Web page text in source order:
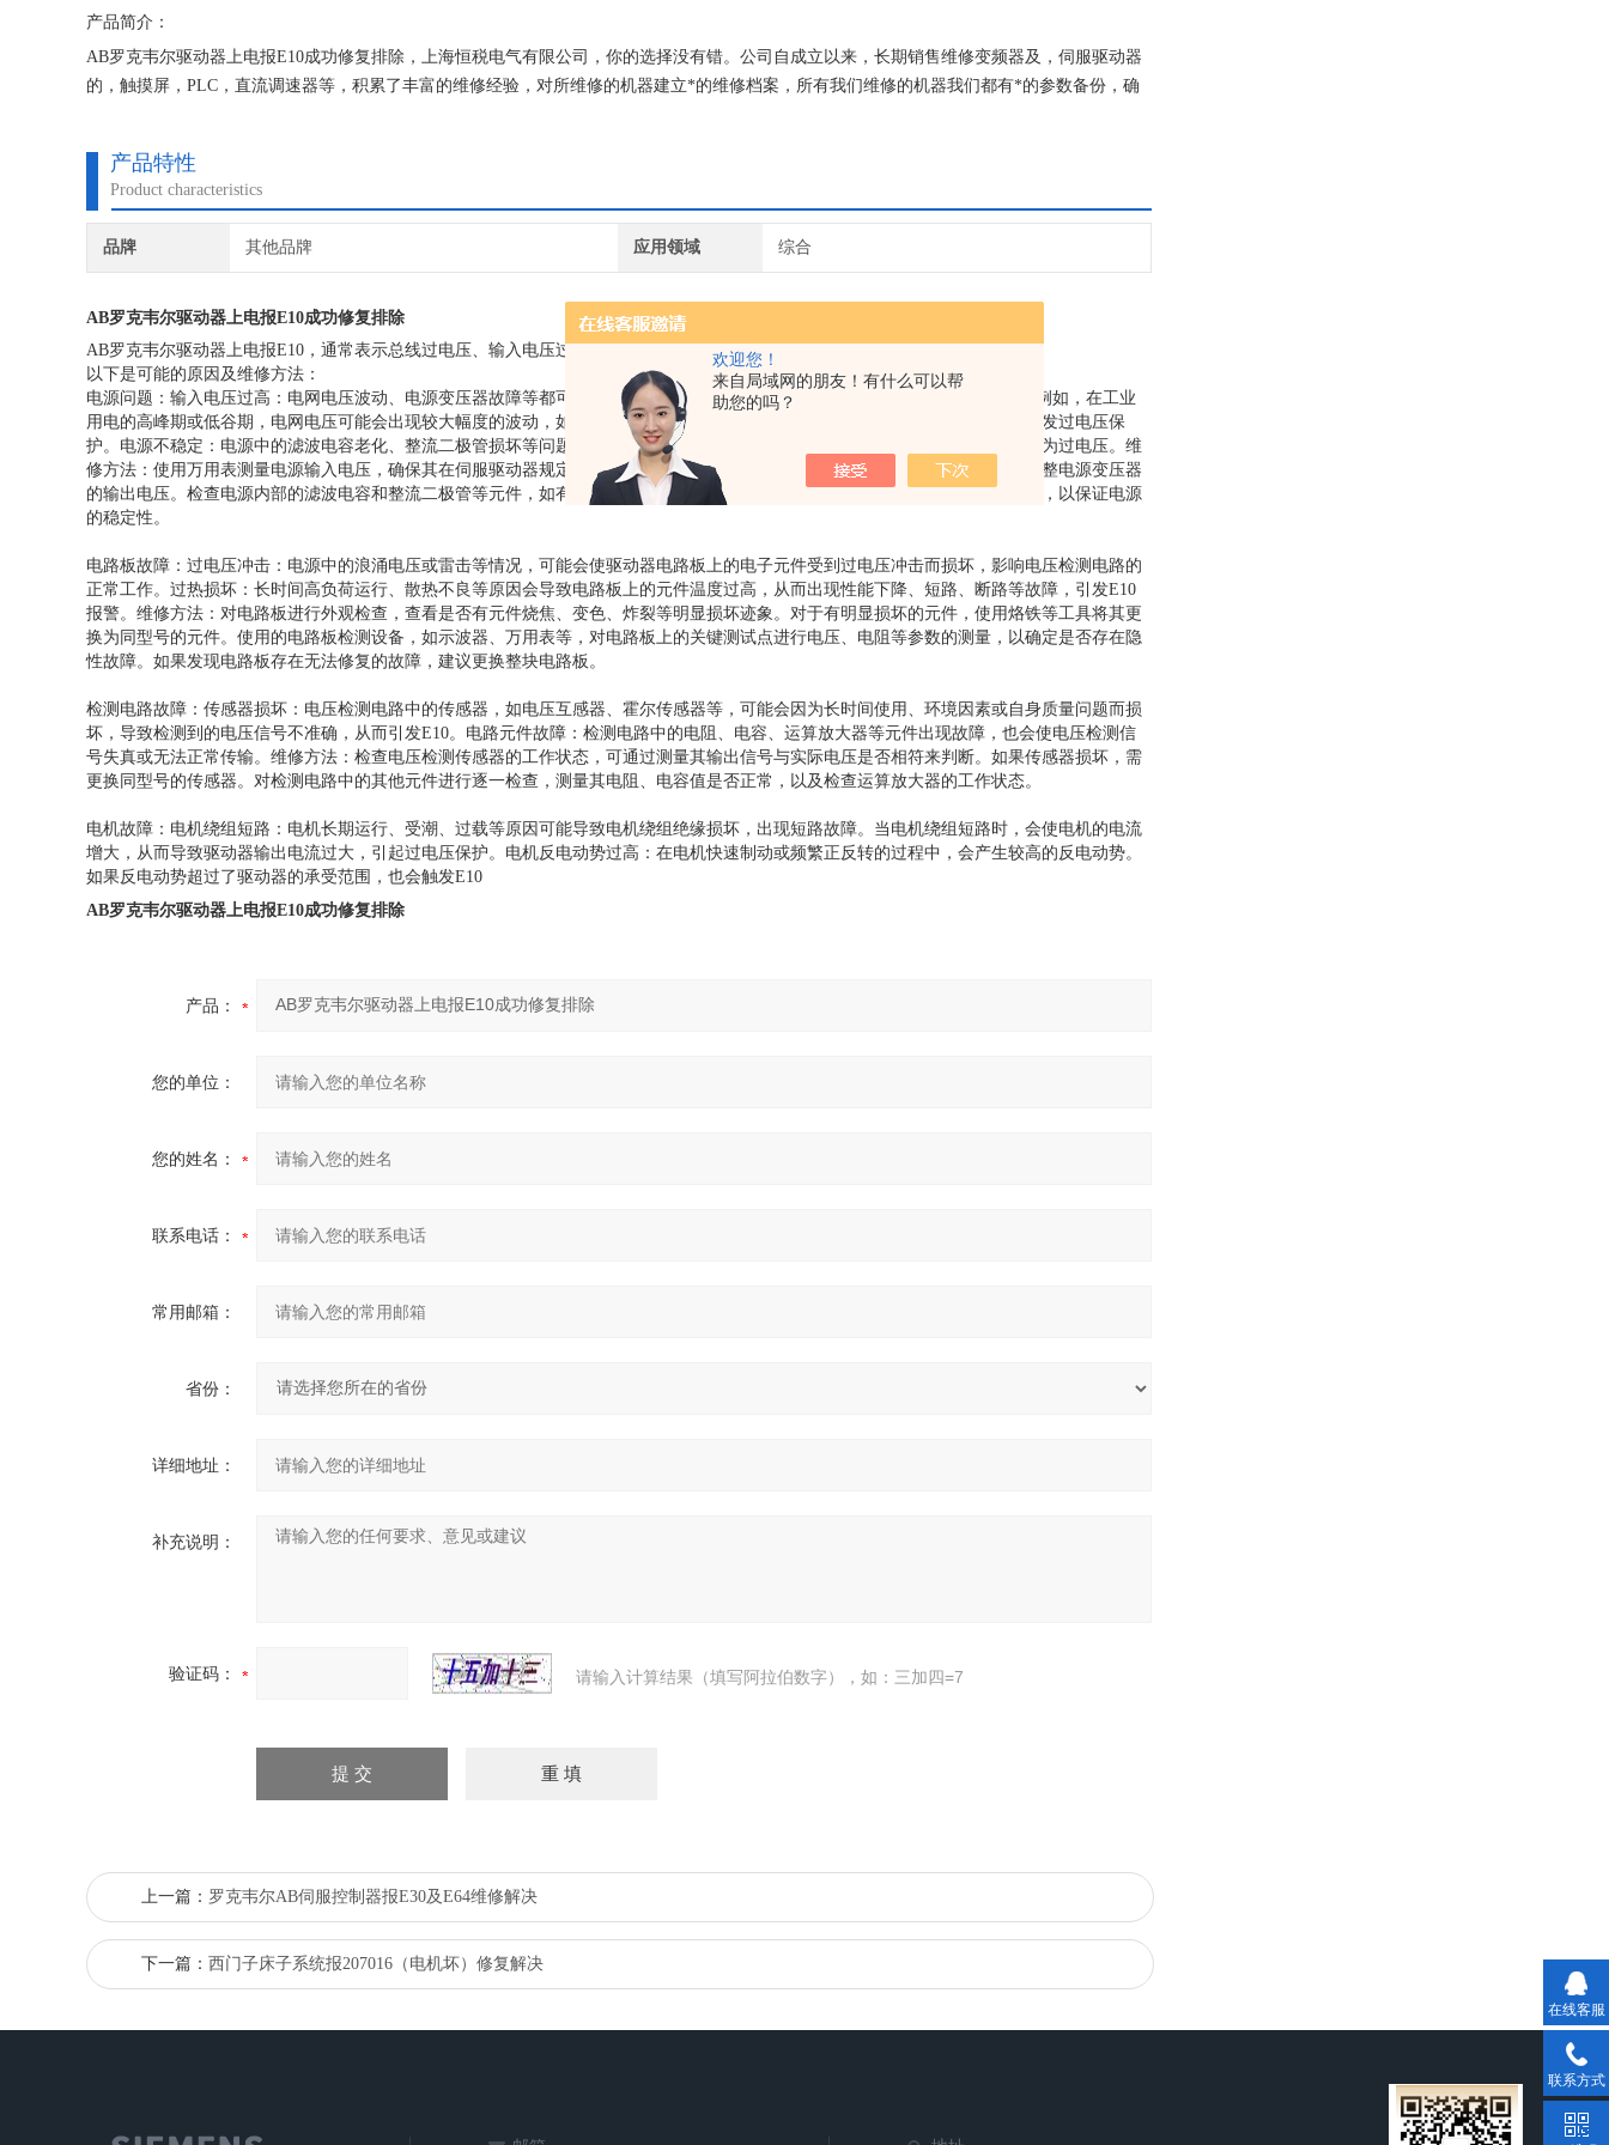
欢迎您！
来自局域网的朋友！有什么可以帮
助您的吗？
产品简介：
AB罗克韦尔驱动器上电报E10成功修复排除，上海恒税电气有限公司，你的选择没有错。公司自成立以来，长期销售维修变频器及，伺服驱动器
的，触摸屏，PLC，直流调速器等，积累了丰富的维修经验，对所维修的机器建立*的维修档案，所有我们维修的机器我们都有*的参数备份，确
产品特性
Product characteristics
品牌 其他品牌 应用领域 综合
AB罗克韦尔驱动器上电报E10成功修复排除
AB罗克韦尔驱动器上电报E10，通常表示总线过电压、输入电压过高或检测电路故障。
以下是可能的原因及维修方法：
电源问题：输入电压过高：电网电压波动、电源变压器故障等都可能导致输入到伺服驱动器的电压超出正常范围，从而引发E10。例如，在工业
用电的高峰期或低谷期，电网电压可能会出现较大幅度的波动，如果此时伺服驱动器的输入电压超过了其额定电压的上限，就会触发过电压保
护。电源不稳定：电源中的滤波电容老化、整流二极管损坏等问题，会使输出的直流电压出现纹波或尖峰，被驱动器检测到后判定为过电压。维
修方法：使用万用表测量电源输入电压，确保其在伺服驱动器规定的电压范围内。如果输入电压过高，需要检查电网电压情况或调整电源变压器
的输出电压。检查电源内部的滤波电容和整流二极管等元件，如有损坏，及时更换。对于老化的滤波电容，未全损坏，也建议更换，以保证电源
的稳定性。
电路板故障：过电压冲击：电源中的浪涌电压或雷击等情况，可能会使驱动器电路板上的电子元件受到过电压冲击而损坏，影响电压检测电路的
正常工作。过热损坏：长时间高负荷运行、散热不良等原因会导致电路板上的元件温度过高，从而出现性能下降、短路、断路等故障，引发E10
报警。维修方法：对电路板进行外观检查，查看是否有元件烧焦、变色、炸裂等明显损坏迹象。对于有明显损坏的元件，使用烙铁等工具将其更
换为同型号的元件。使用的电路板检测设备，如示波器、万用表等，对电路板上的关键测试点进行电压、电阻等参数的测量，以确定是否存在隐
性故障。如果发现电路板存在无法修复的故障，建议更换整块电路板。
检测电路故障：传感器损坏：电压检测电路中的传感器，如电压互感器、霍尔传感器等，可能会因为长时间使用、环境因素或自身质量问题而损
坏，导致检测到的电压信号不准确，从而引发E10。电路元件故障：检测电路中的电阻、电容、运算放大器等元件出现故障，也会使电压检测信
号失真或无法正常传输。维修方法：检查电压检测传感器的工作状态，可通过测量其输出信号与实际电压是否相符来判断。如果传感器损坏，需
更换同型号的传感器。对检测电路中的其他元件进行逐一检查，测量其电阻、电容值是否正常，以及检查运算放大器的工作状态。
电机故障：电机绕组短路：电机长期运行、受潮、过载等原因可能导致电机绕组绝缘损坏，出现短路故障。当电机绕组短路时，会使电机的电流
增大，从而导致驱动器输出电流过大，引起过电压保护。电机反电动势过高：在电机快速制动或频繁正反转的过程中，会产生较高的反电动势。
如果反电动势超过了驱动器的承受范围，也会触发E10
AB罗克韦尔驱动器上电报E10成功修复排除
产品：
您的单位：
您的姓名：
联系电话：
常用邮箱：
省份：
详细地址：
补充说明：
验证码： 请输入计算结果（填写阿拉伯数字），如：三加四=7
上一篇： 罗克韦尔AB伺服控制器报E30及E64维修解决
下一篇： 西门子床子系统报207016（电机坏）修复解决
在线客服
联系方式